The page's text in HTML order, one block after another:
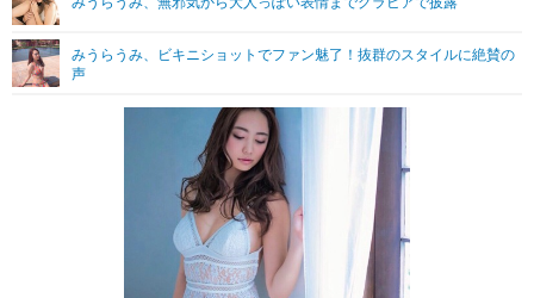
グラビア ブログ
ショッピング その他
みうらうみ、ビキニショットでファン魅了！抜群のスタイルに絶賛の
声